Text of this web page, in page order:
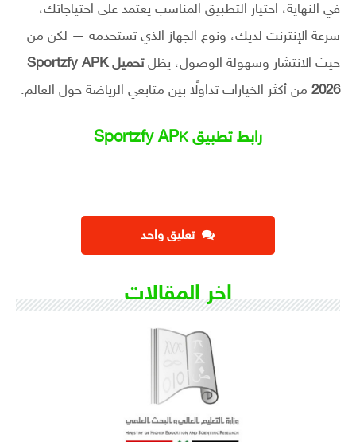
في النهاية، اختيار التطبيق المناسب يعتمد على احتياجاتك،
سرعة الإنترنت لديك، ونوع الجهاز الذي تستخدمه — لكن من
حيث الانتشار وسهولة الوصول، يظل
تحميل Sportzfy APK
2026 من أكثر الخيارات تداولًا بين متابعي الرياضة حول العالم.
رابط تطبيق Sportzfy APK
تعليق واحد
اخر المقالات